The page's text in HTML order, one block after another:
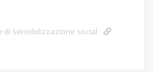
di sensibilizzazione social